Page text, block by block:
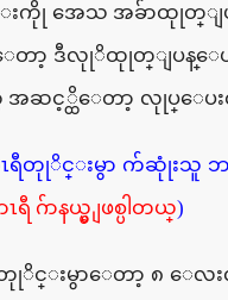
းကိုု အေသ အခ်ာထုုတ္ျ
ေတာ့ ဒီလုုိထုုတ္ျပန္ေ
တဲ့ အဆင့္ထိေတာ့ လုုပ္ေပး
ရီတုုိင္းမွာ က်ဆုုံးသူ
ဂ်ာနယ္မွ ျဖစ္ပါတယ္)
င္းမွာေတာ့ ၈ ေလး